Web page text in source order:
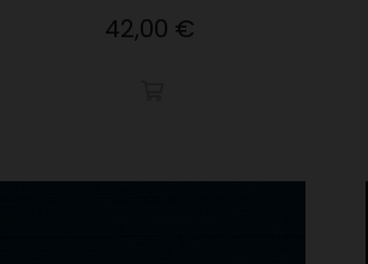
Precio
42,00 €